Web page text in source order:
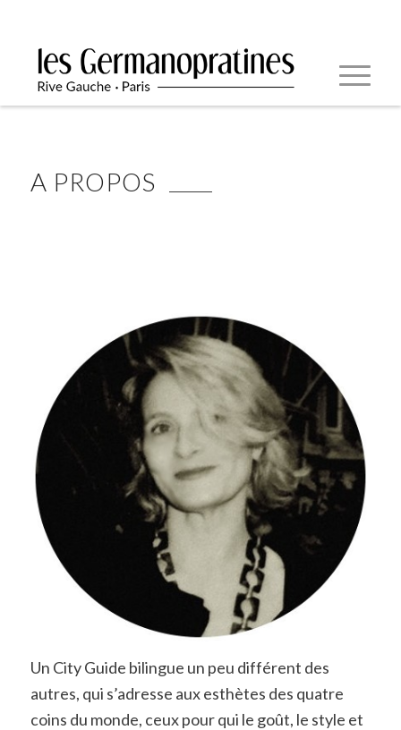
A PROPOS
Un City Guide bilingue un peu différent des
autres, qui s’adresse aux esthètes des quatre
coins du monde, ceux pour qui le goût, le style et